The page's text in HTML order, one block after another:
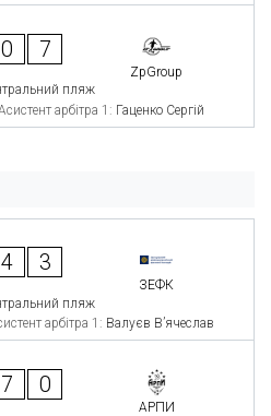
0 7
ZpGroup
пляж
арбітра 1: Гаценко Сергій
4 3
ЗЕФК
пляж
арбітра 1: Валуєв В’ячеслав
7 0
АРПИ